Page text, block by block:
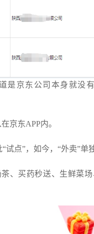
是京东公司本身就没
京东APP内。
点”，如今，“外卖”单
、买药秒送、生鲜菜